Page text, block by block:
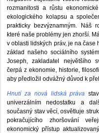
rozmanitosti a růstu
ekologického kolapsu a
prakticky bezvýznamným. Náš
které naše problémy jen zhorší.
v oblasti lidských práv, je na
základ našeho sociálního
Joseph, zakladatel největšího
čerpá z ekonomie, historie,
aby předložil odvážný důvod k
Hnutí za nová lidská práva
univerzálním nedostatku a
současný stav věcí, osvětluje
pokračujícího zhoršování
ekonomický přístup